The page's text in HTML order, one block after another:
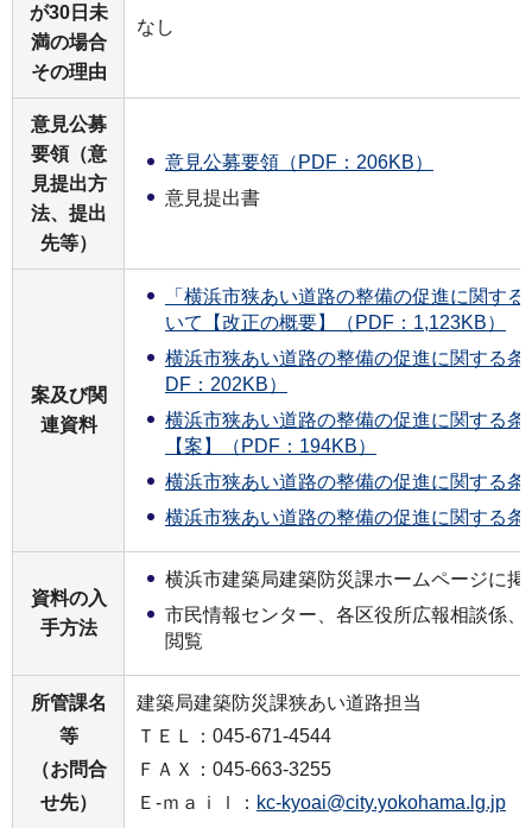
が30日未
満の場合
その理由
なし
意見公募
要領（意
見提出方
法、提出
先等）
意見公募要領（PDF：206KB）
意見提出書
案及び関
連資料
「横浜市狭あい道路の整備の促進に関す
いて【改正の概要】（PDF：1,123KB）
横浜市狭あい道路の整備の促進に関する
DF：202KB）
横浜市狭あい道路の整備の促進に関する
【案】（PDF：194KB）
横浜市狭あい道路の整備の促進に関する
横浜市狭あい道路の整備の促進に関する
資料の入
手方法
横浜市建築局建築防災課ホームページに掲
市民情報センター、各区役所広報相談係
閲覧
所管課名
等
（お問合
せ先）
建築局建築防災課狭あい道路担当
ＴＥＬ：045-671-4544
ＦＡＸ：045-663-3255
Ｅ-ｍａｉｌ： kc-kyoai@city.yokohama.lg.jp